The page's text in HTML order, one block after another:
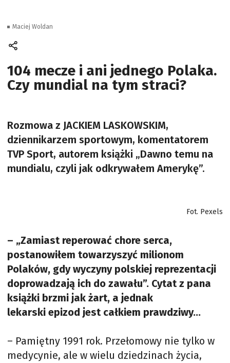
104 mecze i ani jednego Polaka.
Czy mundial na tym straci?
Rozmowa z JACKIEM LASKOWSKIM,
dziennikarzem sportowym, komentatorem
TVP Sport, autorem książki „Dawno temu na
mundialu, czyli jak odkrywałem Amerykę”.
Fot. Pexels
– „Zamiast reperować chore serca,
postanowiłem towarzyszyć milionom
Polaków, gdy wyczyny polskiej reprezentacji
doprowadzają ich do zawału”. Cytat z pana
książki brzmi jak żart, a jednak
lekarski epizod jest całkiem prawdziwy…
– Pamiętny 1991 rok. Przełomowy nie tylko w
medycynie, ale w wielu dziedzinach życia,
Maciej Woldan